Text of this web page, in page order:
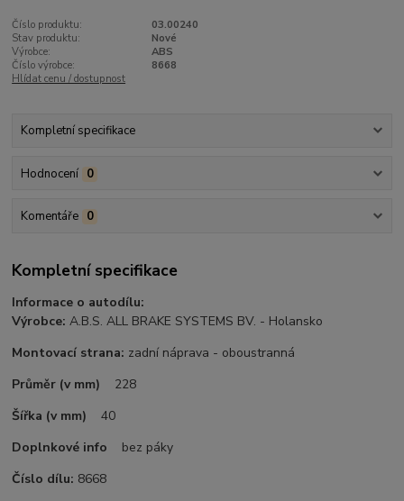
Číslo produktu:
03.00240
Stav produktu:
Nové
Výrobce:
ABS
Číslo výrobce:
8668
Hlídat cenu / dostupnost
Kompletní specifikace
Hodnocení 0
Komentáře 0
Kompletní specifikace
Informace o autodílu:
Výrobce:A.B.S. ALL BRAKE SYSTEMS BV. - Holansko
Montovací strana: zadní náprava - oboustranná
Průměr (v mm) 228
Šířka (v mm)
40
Doplnkové info bez páky
Číslo dílu: 8668